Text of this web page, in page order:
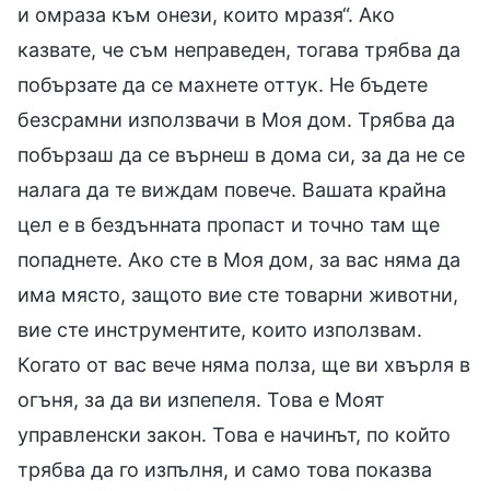
и омраза към онези, които мразя“. Ако
казвате, че съм неправеден, тогава трябва да
побързате да се махнете оттук. Не бъдете
безсрамни използвачи в Моя дом. Трябва да
побързаш да се върнеш в дома си, за да не се
налага да те виждам повече. Вашата крайна
цел е в бездънната пропаст и точно там ще
попаднете. Ако сте в Моя дом, за вас няма да
има място, защото вие сте товарни животни,
вие сте инструментите, които използвам.
Когато от вас вече няма полза, ще ви хвърля в
огъня, за да ви изпепеля. Това е Моят
управленски закон. Това е начинът, по който
трябва да го изпълня, и само това показва